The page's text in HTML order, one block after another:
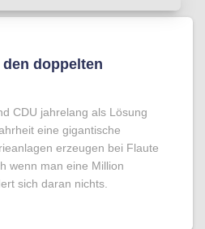
doppelten
CDU jahrelang als Lösung
eine gigantische
erzeugen bei Flaute
wenn man eine Million
sich daran nichts.